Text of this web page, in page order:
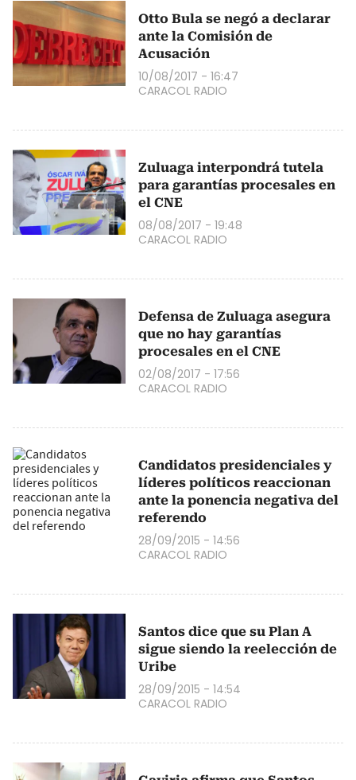
Otto Bula se negó a declarar
ante la Comisión de
Acusación
10/08/2017 - 16:47
CARACOL RADIO
Zuluaga interpondrá tutela
para garantías procesales en
el CNE
08/08/2017 - 19:48
CARACOL RADIO
Defensa de Zuluaga asegura
que no hay garantías
procesales en el CNE
02/08/2017 - 17:56
CARACOL RADIO
Candidatos presidenciales y
líderes políticos reaccionan
ante la ponencia negativa del
referendo
28/09/2015 - 14:56
CARACOL RADIO
Santos dice que su Plan A
sigue siendo la reelección de
Uribe
28/09/2015 - 14:54
CARACOL RADIO